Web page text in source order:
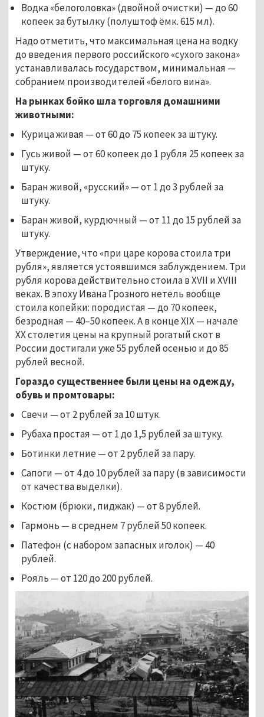
Водка «белоголовка» (двойной очистки) — до 60
копеек за бутылку (полуштоф ёмк. 615 мл).
Надо отметить, что максимальная цена на водку
до введения первого российского «сухого закона»
устанавливалась государством, минимальная —
собранием производителей «белого вина».
На рынках бойко шла торговля домашними
животными:
Курица живая — от 60 до 75 копеек за штуку.
Гусь живой — от 60 копеек до 1 рубля 25 копеек за
штуку.
Баран живой, «русский» — от 1 до 3 рублей за
штуку.
Баран живой, курдючный — от 11 до 15 рублей за
штуку.
Утверждение, что «при царе корова стоила три
рубля», является устоявшимся заблуждением. Три
рубля корова действительно стоила в XVII и XVIII
веках. В эпоху Ивана Грозного нетель вообще
стоила копейки: породистая — до 70 копеек,
безродная — 40–50 копеек. А в конце XIX — начале
ХХ столетия цены на крупный рогатый скот в
России достигали уже 55 рублей осенью и до 85
рублей весной.
Гораздо существеннее были цены на одежду,
обувь и промтовары:
Свечи — от 2 рублей за 10 штук.
Рубаха простая — от 1 до 1,5 рублей за штуку.
Ботинки летние — от 2 рублей за пару.
Сапоги — от 4 до 10 рублей за пару (в зависимости
от качества выделки).
Костюм (брюки, пиджак) — от 8 рублей.
Гармонь — в среднем 7 рублей 50 копеек.
Патефон (с набором запасных иголок) — 40
рублей.
Рояль — от 120 до 200 рублей.